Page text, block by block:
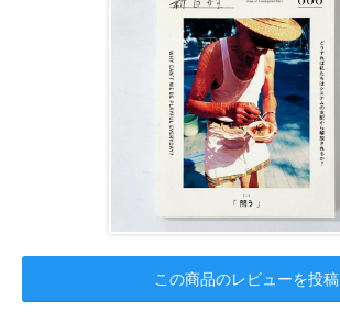
この商品のレビューを投稿